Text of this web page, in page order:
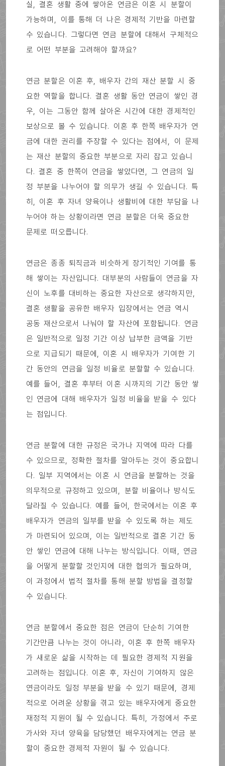
실, 결혼 생활 중에 쌓아온 연금은 이혼 시 분할이
가능하며, 이를 통해 더 나은 경제적 기반을 마련할
수 있습니다. 그렇다면 연금 분할에 대해서 구체적으
로 어떤 부분을 고려해야 할까요?
연금 분할은 이혼 후, 배우자 간의 재산 분할 시 중
요한 역할을 합니다. 결혼 생활 동안 연금이 쌓인 경
우, 이는 그동안 함께 살아온 시간에 대한 경제적인
보상으로 볼 수 있습니다. 이혼 후 한쪽 배우자가 연
금에 대한 권리를 주장할 수 있다는 점에서, 이 문제
는 재산 분할의 중요한 부분으로 자리 잡고 있습니
다. 결혼 중 한쪽이 연금을 쌓았다면, 그 연금의 일
정 부분을 나누어야 할 의무가 생길 수 있습니다. 특
히, 이혼 후 자녀 양육이나 생활비에 대한 부담을 나
누어야 하는 상황이라면 연금 분할은 더욱 중요한
문제로 떠오릅니다.
연금은 종종 퇴직금과 비슷하게 장기적인 기여를 통
해 쌓이는 자산입니다. 대부분의 사람들이 연금을 자
신이 노후를 대비하는 중요한 자산으로 생각하지만,
결혼 생활을 공유한 배우자 입장에서는 연금 역시
공동 재산으로서 나눠야 할 자산에 포함됩니다. 연금
은 일반적으로 일정 기간 이상 납부한 금액을 기반
으로 지급되기 때문에, 이혼 시 배우자가 기여한 기
간 동안의 연금을 일정 비율로 분할할 수 있습니다.
예를 들어, 결혼 후부터 이혼 시까지의 기간 동안 쌓
인 연금에 대해 배우자가 일정 비율을 받을 수 있다
는 점입니다.
연금 분할에 대한 규정은 국가나 지역에 따라 다를
수 있으므로, 정확한 절차를 알아두는 것이 중요합니
다. 일부 지역에서는 이혼 시 연금을 분할하는 것을
의무적으로 규정하고 있으며, 분할 비율이나 방식도
달라질 수 있습니다. 예를 들어, 한국에서는 이혼 후
배우자가 연금의 일부를 받을 수 있도록 하는 제도
가 마련되어 있으며, 이는 일반적으로 결혼 기간 동
안 쌓인 연금에 대해 나누는 방식입니다. 이때, 연금
을 어떻게 분할할 것인지에 대한 협의가 필요하며,
이 과정에서 법적 절차를 통해 분할 방법을 결정할
수 있습니다.
연금 분할에서 중요한 점은 연금이 단순히 기여한
기간만큼 나누는 것이 아니라, 이혼 후 한쪽 배우자
가 새로운 삶을 시작하는 데 필요한 경제적 지원을
고려하는 점입니다. 이혼 후, 자신이 기여하지 않은
연금이라도 일정 부분을 받을 수 있기 때문에, 경제
적으로 어려운 상황을 겪고 있는 배우자에게 중요한
재정적 지원이 될 수 있습니다. 특히, 가정에서 주로
가사와 자녀 양육을 담당했던 배우자에게는 연금 분
할이 중요한 경제적 자원이 될 수 있습니다.